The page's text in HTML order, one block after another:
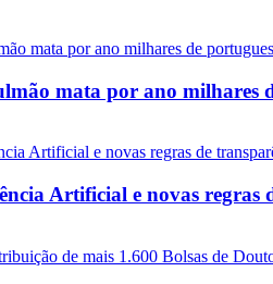
mata por ano milhares
Artificial e novas regras